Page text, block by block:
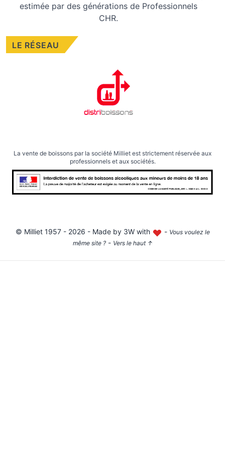
estimée par des générations de Professionnels
CHR.
LE RÉSEAU
La vente de boissons par la société Milliet est strictement réservée aux
professionnels et aux sociétés.
© Milliet1957 - 2026 - Made by 3W with - Vous voulez le
même site ?- Vers le haut ↑